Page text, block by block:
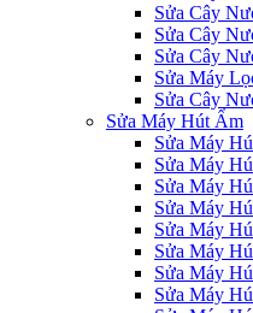
Sửa Cây
Sửa Cây
Sửa Cây
Sửa Máy
Sửa Cây
Sửa Máy Hút Ẩm
Sửa Máy
Sửa Máy
Sửa Máy
Sửa Máy
Sửa Máy
Sửa Máy
Sửa Máy
Sửa Máy